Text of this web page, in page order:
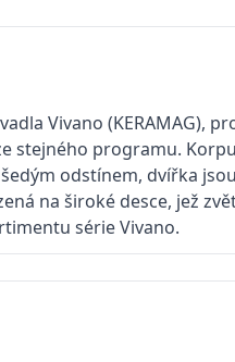
Vivano (KERAMAG),
stejného programu.
odstínem, dvířka
na široké desce, jež
série Vivano.